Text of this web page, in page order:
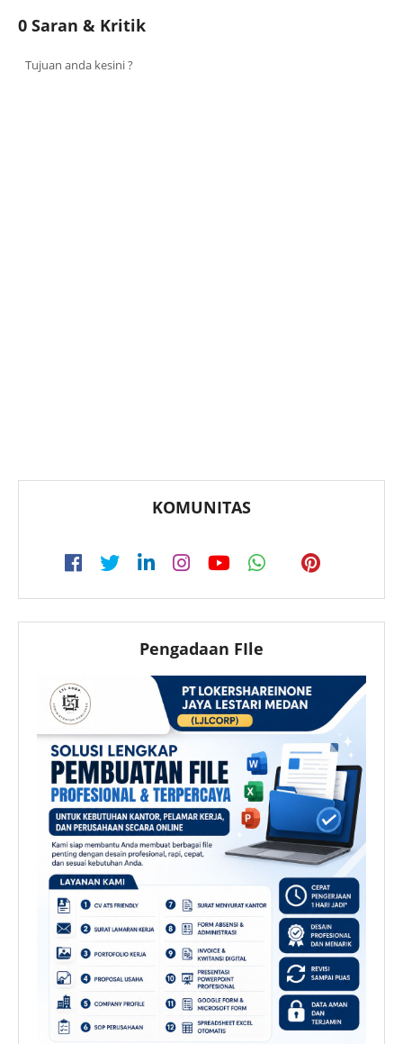
0 Saran & Kritik
Tujuan anda kesini ?
KOMUNITAS
Pengadaan FIle